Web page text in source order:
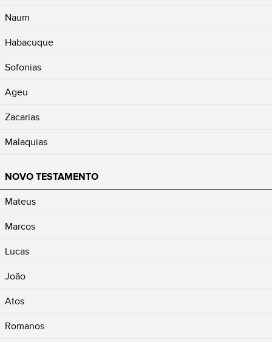
Naum
Habacuque
Sofonias
Ageu
Zacarias
Malaquias
NOVO TESTAMENTO
Mateus
Marcos
Lucas
João
Atos
Romanos